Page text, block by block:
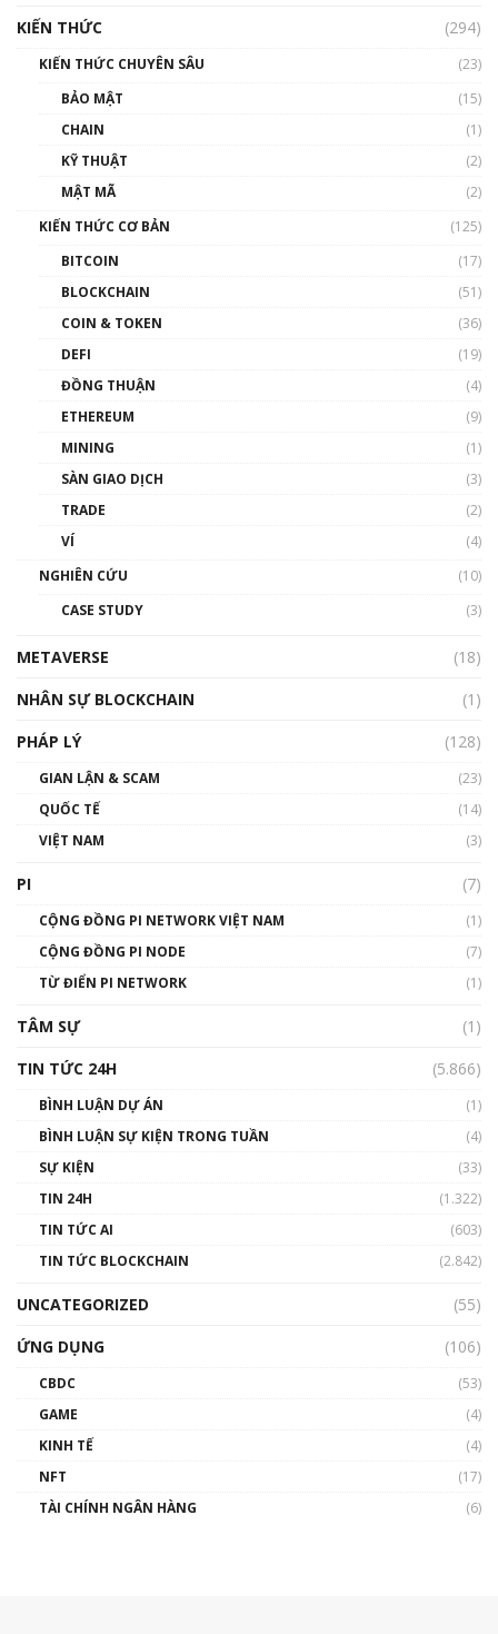
00:43:47
như thể nào?
00:39:31
Phổ cập Blockchain
thống & Crypto qua các cuộc chiến | Phổ cập
01:32:59
gió ấm
Talkshow 14: MemeCoin – Trò đùa tỷ đô
01:29:26
KIẾN THỨC
(294)
KIẾN THỨC CHUYÊN SÂU
(23)
BẢO MẬT
(15)
CHAIN
(1)
KỸ THUẬT
(2)
MẬT MÃ
(2)
KIẾN THỨC CƠ BẢN
(125)
BITCOIN
(17)
BLOCKCHAIN
(51)
COIN & TOKEN
(36)
DEFI
(19)
ĐỒNG THUẬN
(4)
ETHEREUM
(9)
MINING
(1)
SÀN GIAO DỊCH
(3)
TRADE
(2)
VÍ
(4)
NGHIÊN CỨU
(10)
CASE STUDY
(3)
METAVERSE
(18)
NHÂN SỰ BLOCKCHAIN
(1)
PHÁP LÝ
(128)
GIAN LẬN & SCAM
(23)
QUỐC TẾ
(14)
VIỆT NAM
(3)
PI (7)
CỘNG ĐỒNG PI NETWORK VIỆT NAM
(1)
CỘNG ĐỒNG PI NODE
(7)
TỪ ĐIỂN PI NETWORK
(1)
TÂM SỰ
(1)
TIN TỨC 24H
(5.866)
BÌNH LUẬN DỰ ÁN
(1)
BÌNH LUẬN SỰ KIỆN TRONG TUẦN
(4)
SỰ KIỆN
(33)
TIN 24H
(1.322)
TIN TỨC AI
(603)
TIN TỨC BLOCKCHAIN
(2.842)
UNCATEGORIZED
(55)
ỨNG DỤNG
(106)
CBDC
(53)
GAME
(4)
KINH TẾ
(4)
NFT
(17)
TÀI CHÍNH NGÂN HÀNG
(6)